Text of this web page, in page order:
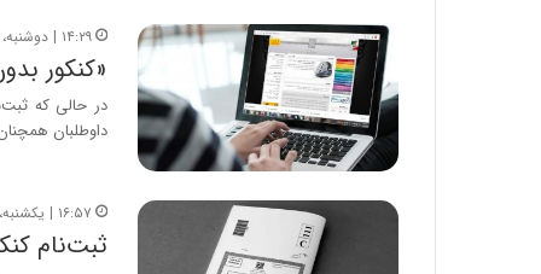
۱۴:۲۹ | دوشنبه، ۲۸ اردیبهشت ۱۴۰۵
«کنکور
داوطلبان
۱۶:۵۷ | یکشنبه، ۲۷ اردیبهشت ۱۴۰۵
ثبت‌نام کنکور ۱۴۰۵